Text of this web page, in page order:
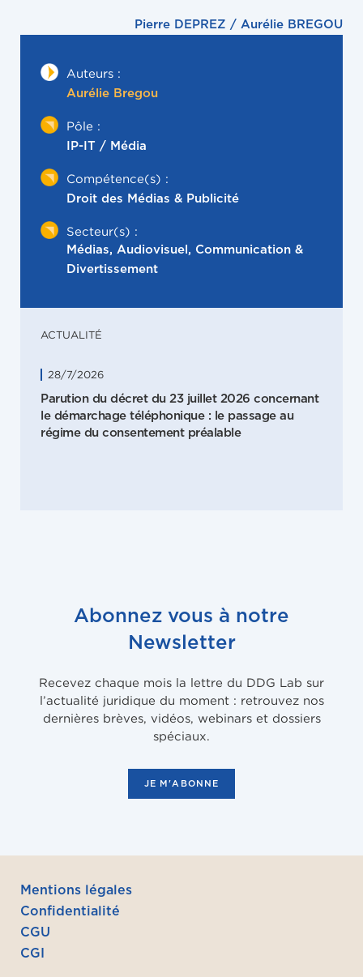
Auteurs :
Aurélie Bregou
Pôle :
IP-IT / Média
Compétence(s) :
Droit des Médias & Publicité
Secteur(s) :
Médias, Audiovisuel, Communication &
Divertissement
ACTUALITÉ
28/7/2026
Parution du décret du 23 juillet 2026 concernant
le démarchage téléphonique : le passage au
régime du consentement préalable
Pierre DEPREZ / Aurélie BREGOU
Abonnez vous à notre
Newsletter
Recevez chaque mois la lettre du DDG Lab sur
l’actualité juridique du moment : retrouvez nos
dernières brèves, vidéos, webinars et dossiers
spéciaux.
JE M'ABONNE
Mentions légales
Confidentialité
CGU
CGI